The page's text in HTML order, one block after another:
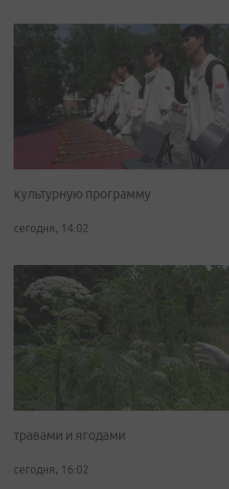
культурную программу
сегодня, 14:02
травами и ягодами
сегодня, 16:02